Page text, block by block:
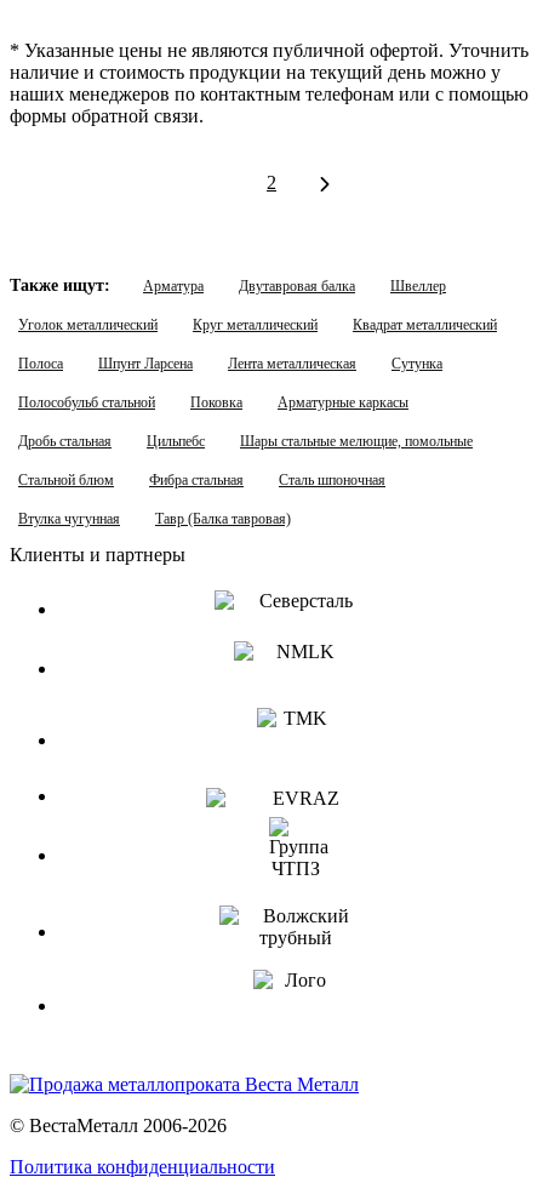
* Указанные цены не являются публичной офертой. Уточнить
наличие и стоимость продукции на текущий день можно у
наших менеджеров по контактным телефонам или с помощью
формы обратной связи.
2
Также ищут: Арматура Двутавровая балка Швеллер
Уголок металлический Круг металлический Квадрат металлический
Полоса Шпунт Ларсена Лента металлическая Сутунка
Полособульб стальной Поковка Арматурные каркасы
Дробь стальная Цильпебс Шары стальные мелющие, помольные
Стальной блюм Фибра стальная Сталь шпоночная
Втулка чугунная Тавр (Балка тавровая)
Клиенты и партнеры
© ВестаМеталл 2006-2026
Политика конфиденциальности